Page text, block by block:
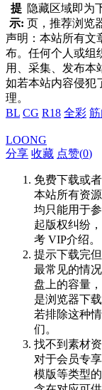
提
示:
隐藏区域即为
页，推荐浏览
声明：本站所有文
布。任何个人或组
用、采集、发布本
如若本站内容侵犯
理。
BL CG R18 全彩
LOONG
分享 收藏 点赞(0)
免费下载或
本站所有资
均只能用于
起版权纠纷
考 VIP介绍。
提示下载完
最常见的情
盘上的容量
是浏览器下
若排除这种
们。
找不到素材
对于会员专
模版等类型